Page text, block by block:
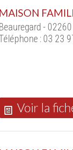
MAISON
Beauregard -
: 03 23
Voir la